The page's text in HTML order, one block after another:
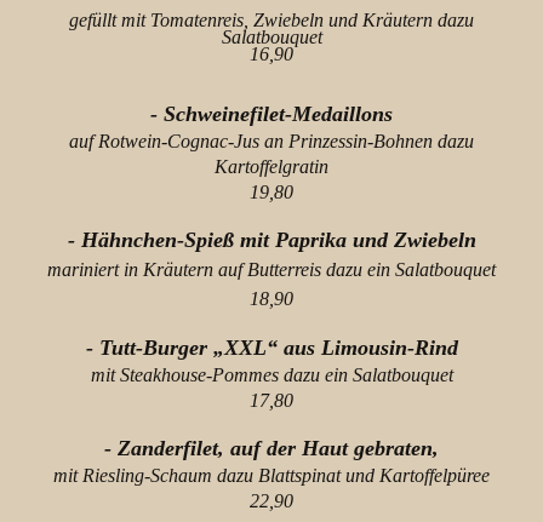
gefüllt mit Tomatenreis, Zwiebeln und Kräutern dazu
Salatbouquet
16,90
- Schweinefilet-Medaillons
auf Rotwein-Cognac-Jus an Prinzessin-Bohnen dazu
Kartoffelgratin
19,80
- Hähnchen-Spieß mit Paprika und Zwiebeln
mariniert in Kräutern auf Butterreis dazu ein Salatbouquet
18,90
- Tutt-Burger „XXL“ aus Limousin-Rind
mit Steakhouse-Pommes dazu ein Salatbouquet
17,80
- Zanderfilet, auf der Haut gebraten,
mit Riesling-Schaum dazu Blattspinat und Kartoffelpüree
22,90